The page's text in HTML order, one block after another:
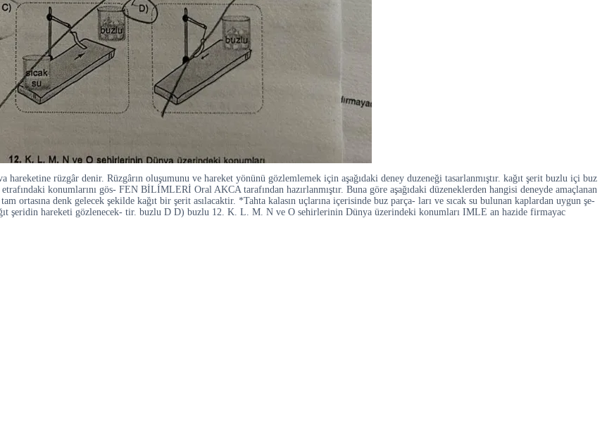
hareketine rüzgâr denir. Rüzgârın oluşumunu ve hareket yönünü gözlemlemek için aşağıdaki deney duzeneği tasarlanmıştır. kağıt şerit buzlu içi buz
konumlarını gös- FEN BİLİMLERİ Oral AKCA tarafından hazırlanmıştır. Buna göre aşağıdaki düzeneklerden hangisi deneyde amaçlanan
ortasına denk gelecek şekilde kağıt bir şerit asılacaktir. *Tahta kalasın uçlarına içerisinde buz parça- ları ve sıcak su bulunan kaplardan uygun şe-
şeridin hareketi gözlenecek- tir. buzlu D D) buzlu 12. K. L. M. N ve O sehirlerinin Dünya üzerindeki konumları IMLE an hazide firmayac